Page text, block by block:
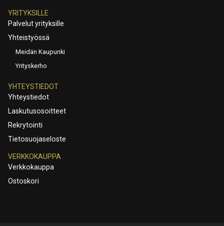
YRITYKSILLE
Palvelut yrityksille
Yhteistyössä
Meidän Kaupunki
Yrityskerho
YHTEYSTIEDOT
Yhteystiedot
Laskutusosoitteet
Rekrytointi
Tietosuojaseloste
VERKKOKAUPPA
Verkkokauppa
Ostoskori